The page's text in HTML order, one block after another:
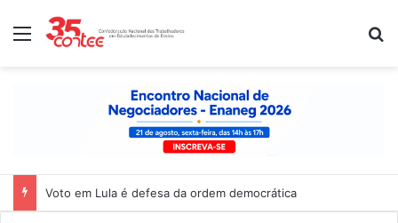
Menu
Voto em Lula é defesa da ordem democrática